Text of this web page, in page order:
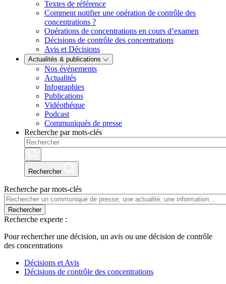
Textes de référence
Comment notifier une opération de contrôle des
concentrations ?
Opérations de concentrations en cours d’examen
Décisions de contrôle des concentrations
Avis et Décisions
Actualités & publications
Nos événements
Actualités
Infographies
Publications
Vidéothéque
Podcast
Communiqués de presse
Recherche par mots-clés
Rechercher
Recherche par mots-clés
Rechercher
Recherche experte :
Pour rechercher une décision, un avis ou une décision de contrôle
des concentrations
Décisions et Avis
Décisions de contrôle des concentrations